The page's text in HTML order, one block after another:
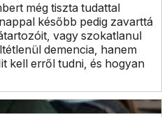
még tiszta tudattal
később pedig zavarttá
vagy szokatlanul
demencia, hanem
kell erről tudni, és hogyan